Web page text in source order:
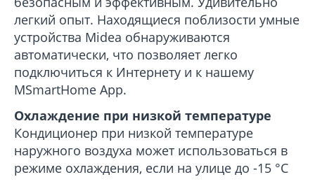
легкий опыт. Находящиеся поблизости умные
устройства Midea обнаруживаются
автоматически, что позволяет легко
подключиться к Интернету и к нашему
MЅmartHome App.
Охлаждение при низкой температуре
Кондиционер при низкой температуре
наружного воздуха может использоваться в
режиме охлаждения, если на улице до -15 °С